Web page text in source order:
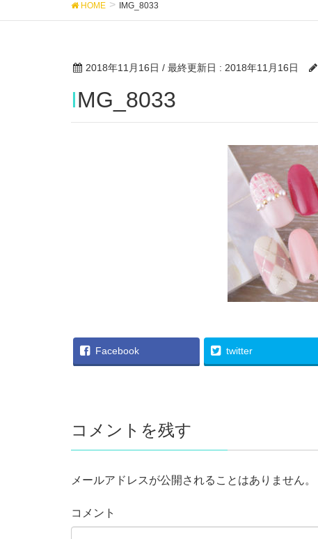
HOME IMG_8033
2018年11月16日 / 最終更新日 : 2018年11月16日
IMG_8033
Facebook twitter
コメントを残す
メールアドレスが公開されることはありません。
コメント